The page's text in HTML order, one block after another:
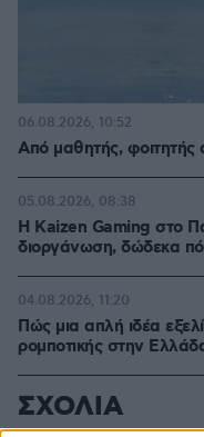
Από μαθητής,
06.08.2026, 10:52
H Kaizen Gaming στο
διοργάνωση, δώδεκα
05.08.2026, 08:38
Πώς μια απλή ιδέα
ρομποτικής στην
04.08.2026, 11:20
ΣΧΟΛΙΑ